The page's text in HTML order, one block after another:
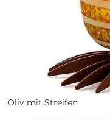
Oliv mit Streifen